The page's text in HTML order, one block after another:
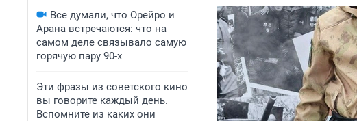
Все думали, что Орейро и
Арана встречаются: что на
самом деле связывало самую
горячую пару 90-х
Эти фразы из советского кино
вы говорите каждый день.
Вспомните из каких они